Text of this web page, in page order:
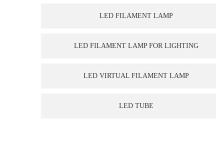
LED FILAMENT LAMP
LED FILAMENT LAMP FOR LIGHTING
LED VIRTUAL FILAMENT LAMP
LED TUBE